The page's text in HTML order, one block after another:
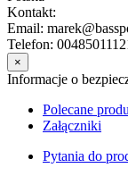
Kontakt:
Email:
Telefon:
×
Informacje o
Polecane
Załączniki
Pytania do